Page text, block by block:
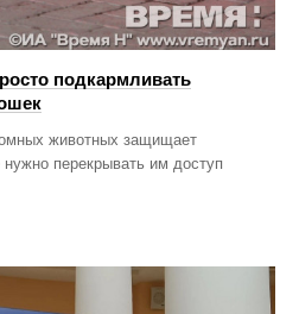
подкармливать
животных защищает
перекрывать им доступ